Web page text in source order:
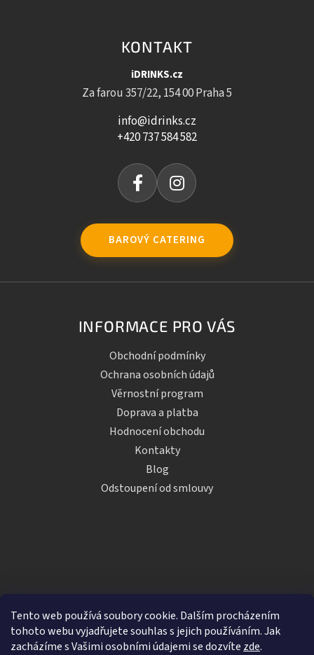
Tento web používá soubory cookie. Dalším procházením
tohoto webu vyjadřujete souhlas s jejich používáním. Jak
zacházíme s Vašimi osobními údajemi se dozvíte zde.
KONTAKT
iDRINKS.cz
Za farou 357/22, 154 00 Praha 5
info@idrinks.cz
+420 737 584 582
BAROVÝ CATERING
INFORMACE PRO VÁS
Obchodní podmínky
Ochrana osobních údajů
Věrnostní program
Doprava a platba
Hodnocení obchodu
Kontakty
Blog
Odstoupení od smlouvy
Vytvořil Shoptet